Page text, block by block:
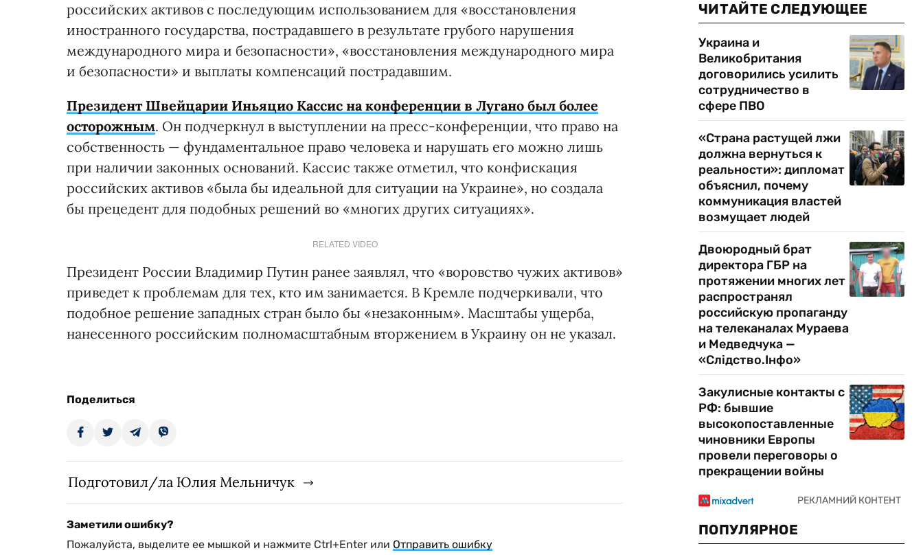
российских активов с последующим использованием для «восстановления
иностранного государства, пострадавшего в результате грубого нарушения
международного мира и безопасности», «восстановления международного мира
и безопасности» и выплаты компенсаций пострадавшим.
Президент Швейцарии Иньяцио Кассис на конференции в Лугано был более
осторожным. Он подчеркнул в выступлении на пресс-конференции, что право на
собственность — фундаментальное право человека и нарушать его можно лишь
при наличии законных оснований. Кассис также отметил, что конфискация
российских активов «была бы идеальной для ситуации на Украине», но создала
бы прецедент для подобных решений во «многих других ситуациях».
RELATED VIDEO
Президент России Владимир Путин ранее заявлял, что «воровство чужих активов»
приведет к проблемам для тех, кто им занимается. В Кремле подчеркивали, что
подобное решение западных стран было бы «незаконным». Масштабы ущерба,
нанесенного российским полномасштабным вторжением в Украину он не указал.
Поделиться
Подготовил/ла Юлия Мельничук
Заметили ошибку?
Пожалуйста, выделите ее мышкой и нажмите Ctrl+Enter или Отправить ошибку
ЧИТАЙТЕ СЛЕДУЮЩЕЕ
Украина и
Великобритания
договорились усилить
сотрудничество в
сфере ПВО
«Страна растущей лжи
должна вернуться к
реальности»: дипломат
объяснил, почему
коммуникация властей
возмущает людей
Двоюродный брат
директора ГБР на
протяжении многих лет
распространял
российскую пропаганду
на телеканалах Мураева
и Медведчука —
«Слідство.Інфо»
Закулисные контакты с
РФ: бывшие
высокопоставленные
чиновники Европы
провели переговоры о
прекращении войны
ПОПУЛЯРНОЕ